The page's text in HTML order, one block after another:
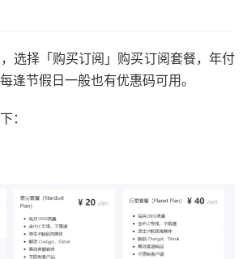
选择「购买订阅」购买订阅套餐，年付
逢节假日一般也有优惠码可用。
：